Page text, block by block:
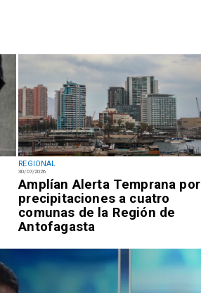
REGIONAL
30/07/2026
Amplían Alerta Temprana por
precipitaciones a cuatro
comunas de la Región de
Antofagasta